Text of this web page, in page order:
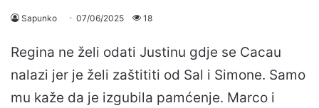
Sapunko 07/06/2025 18
Regina ne želi odati Justinu gdje se Cacau
nalazi jer je želi zaštititi od Sal i Simone. Samo
mu kaže da je izgubila pamćenje. Marco i